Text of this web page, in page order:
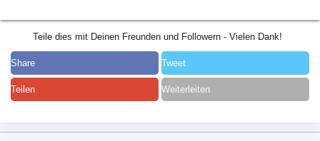
Teile dies mit Deinen Freunden und Followern - Vielen Dank!
Share Tweet
Teilen Weiterleiten